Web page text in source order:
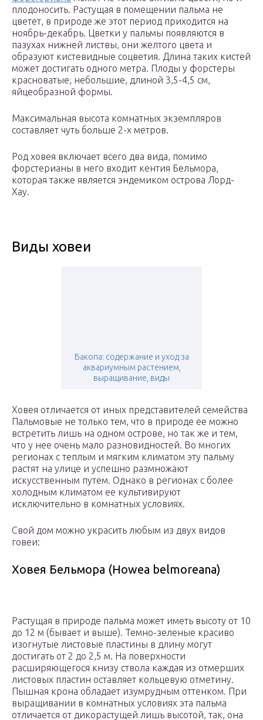
плодоносить. Растущая в помещении пальма не
цветет, в природе же этот период приходится на
ноябрь-декабрь. Цветки у пальмы появляются в
пазухах нижней листвы, они желтого цвета и
образуют кистевидные соцветия. Длина таких кистей
может достигать одного метра. Плоды у форстеры
красноватые, небольшие, длиной 3,5-4,5 см,
яйцеобразной формы.
Максимальная высота комнатных экземпляров
составляет чуть больше 2-х метров.
Род ховея включает всего два вида, помимо
форстерианы в него входит кентия Бельмора,
которая также является эндемиком острова Лорд-
Хау.
Виды ховеи
Бакопа: содержание и уход за
аквариумным растением,
выращивание, виды
Ховея отличается от иных представителей семейства
Пальмовые не только тем, что в природе ее можно
встретить лишь на одном острове, но так же и тем,
что у нее очень мало разновидностей. Во многих
регионах с теплым и мягким климатом эту пальму
растят на улице и успешно размножают
искусственным путем. Однако в регионах с более
холодным климатом ее культивируют
исключительно в комнатных условиях.
Свой дом можно украсить любым из двух видов
говеи:
Ховея Бельмора (Howea belmoreana)
Растущая в природе пальма может иметь высоту от 10
до 12 м (бывает и выше). Темно-зеленые красиво
изогнутые листовые пластины в длину могут
достигать от 2 до 2,5 м. На поверхности
расширяющегося книзу ствола каждая из отмерших
листовых пластин оставляет кольцевую отметину.
Пышная крона обладает изумрудным оттенком. При
выращивании в комнатных условиях эта пальма
отличается от дикорастущей лишь высотой, так, она